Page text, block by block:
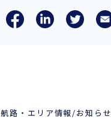
航路・エリア情報/お知らせ